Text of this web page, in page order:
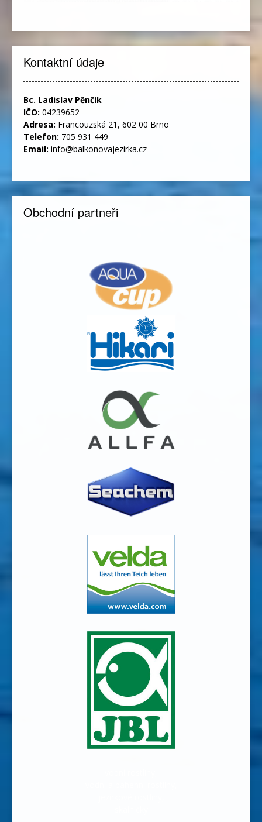
Kontaktní údaje
Bc. Ladislav Pěnčík
IČO: 04239652
Adresa: Francouzská 21, 602 00 Brno
Telefon: 705 931 449
Email: info@balkonovajezirka.cz
Obchodní partneři